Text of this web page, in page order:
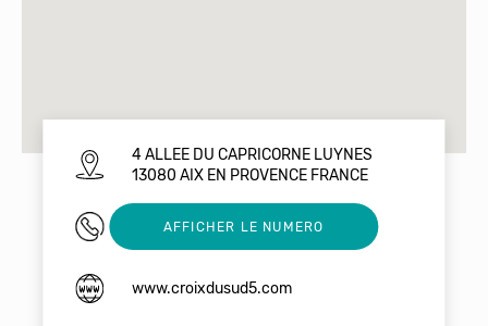
4 ALLEE DU CAPRICORNE LUYNES
13080 AIX EN PROVENCE FRANCE
0675718176
AFFICHER LE NUMERO
www.croixdusud5.com